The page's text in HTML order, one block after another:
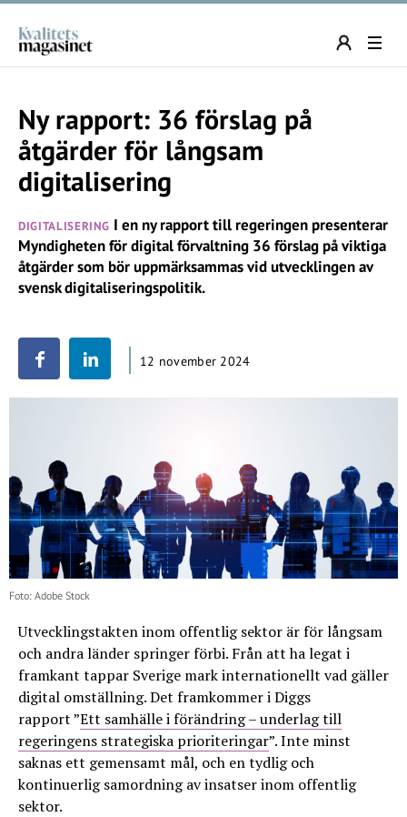
Ny rapport: 36 förslag på
åtgärder för långsam
digitalisering
DIGITALISERING I en ny rapport till regeringen presenterar
Myndigheten för digital förvaltning 36 förslag på viktiga
åtgärder som bör uppmärksammas vid utvecklingen av
svensk digitaliseringspolitik.
12 november 2024
Foto: Adobe Stock
Utvecklingstakten inom offentlig sektor är för långsam
och andra länder springer förbi. Från att ha legat i
framkant tappar Sverige mark internationellt vad gäller
digital omställning. Det framkommer i Diggs
rapport ”Ett samhälle i förändring – underlag till
regeringens strategiska prioriteringar”. Inte minst
saknas ett gemensamt mål, och en tydlig och
kontinuerlig samordning av insatser inom offentlig
sektor.